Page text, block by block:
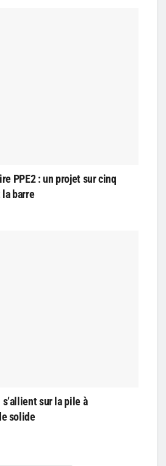
PPE2 : un projet sur cinq
barre
s’allient sur la pile à
solide